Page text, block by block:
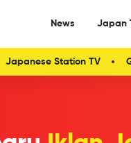
News Japan
Japanese Station TV